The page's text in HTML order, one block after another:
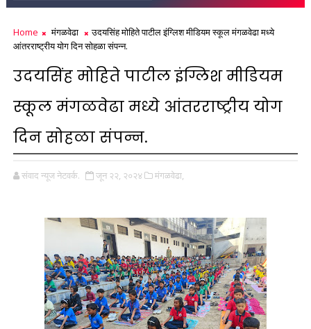
Home मंगळवेढा
उदयसिंह मोहिते पाटील इंग्लिश मीडियम स्कूल मंगळवेढा मध्ये
आंतरराष्ट्रीय योग दिन सोहळा संपन्न.
उदयसिंह मोहिते पाटील इंग्लिश मीडियम
स्कूल मंगळवेढा मध्ये आंतरराष्ट्रीय योग
दिन सोहळा संपन्न.
संवाद न्यूज नेटवर्क. जून २२, २०२४ मंगळवेढा,